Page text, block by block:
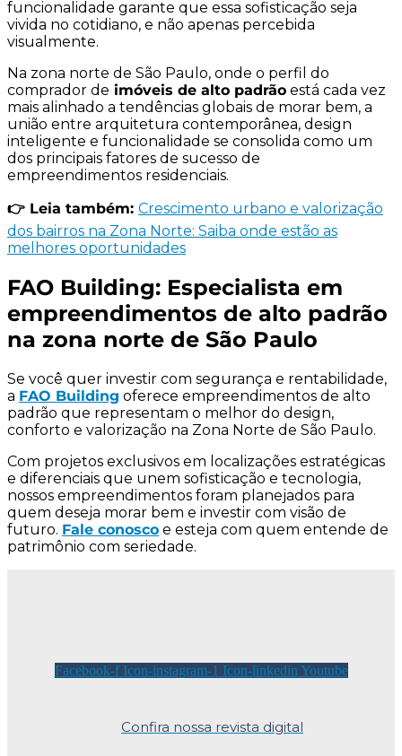
funcionalidade garante que essa sofisticação seja
vivida no cotidiano, e não apenas percebida
visualmente.
Na zona norte de São Paulo, onde o perfil do
comprador de imóveis de alto padrão está cada vez
mais alinhado a tendências globais de morar bem, a
união entre arquitetura contemporânea, design
inteligente e funcionalidade se consolida como um
dos principais fatores de sucesso de
empreendimentos residenciais.
👉 Leia também: Crescimento urbano e valorização
dos bairros na Zona Norte: Saiba onde estão as
melhores oportunidades
FAO Building: Especialista em
empreendimentos de alto padrão
na zona norte de São Paulo
Se você quer investir com segurança e rentabilidade,
a FAO Building oferece empreendimentos de alto
padrão que representam o melhor do design,
conforto e valorização na Zona Norte de São Paulo.
Com projetos exclusivos em localizações estratégicas
e diferenciais que unem sofisticação e tecnologia,
nossos empreendimentos foram planejados para
quem deseja morar bem e investir com visão de
futuro. Fale conosco e esteja com quem entende de
patrimônio com seriedade.
Facebook-f Icon-instagram-1 Icon-linkedin Youtube
Confira nossa revista digital